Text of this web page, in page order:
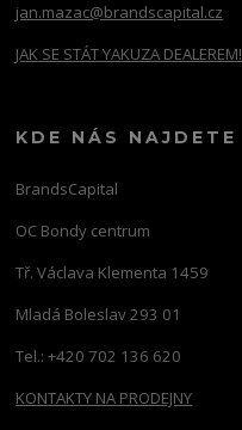
jan.mazac@brandscapital.cz
JAK SE STÁT YAKUZA DEALEREM!
KDE NÁS NAJDETE
BrandsCapital
OC Bondy centrum
Tř. Václava Klementa 1459
Mladá Boleslav 293 01
Tel.: +420 702 136 620
KONTAKTY NA PRODEJNY